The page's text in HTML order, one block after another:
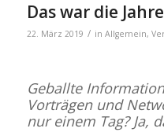
Das war die
22. März 2019 / in Allgemein,
Geballte
Vorträgen und
nur einem Tag? Ja,